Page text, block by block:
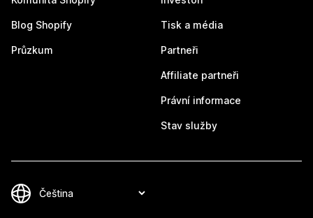
Blog Shopify
Průzkum
Tisk a média
Partneři
Affiliate partneři
Právní informace
Stav služby